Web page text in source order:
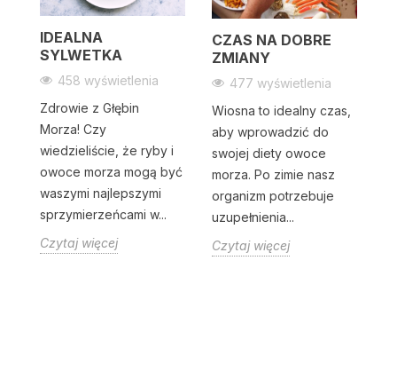
IDEALNA
SYLWETKA
458 wyświetlenia
Zdrowie z Głębin
Morza! Czy
wiedzieliście, że ryby i
owoce morza mogą być
waszymi najlepszymi
sprzymierzeńcami w...
Czytaj więcej
CZAS NA DOBRE
ZMIANY
477 wyświetlenia
Wiosna to idealny czas,
aby wprowadzić do
swojej diety owoce
morza. Po zimie nasz
organizm potrzebuje
uzupełnienia...
Czytaj więcej